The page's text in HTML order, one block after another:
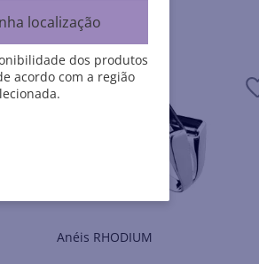
Anéis RHODIUM
localização
dos produtos
acordo com a região